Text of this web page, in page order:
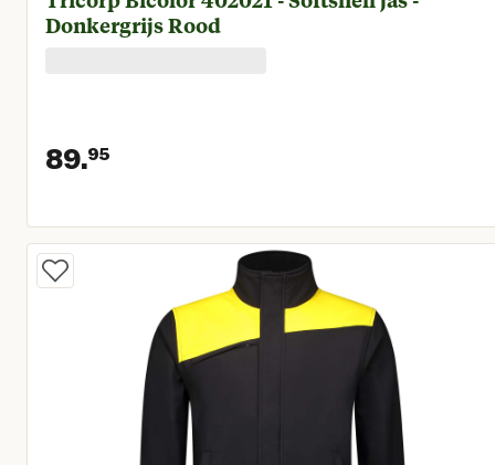
Donkergrijs Rood
89.95
Huidige prijs € 89,95